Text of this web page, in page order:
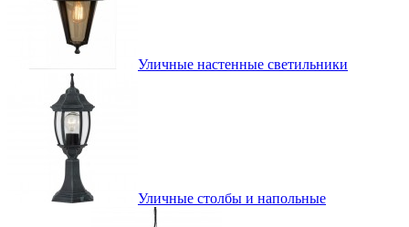
Уличные настенные светильники
Уличные столбы и напольные